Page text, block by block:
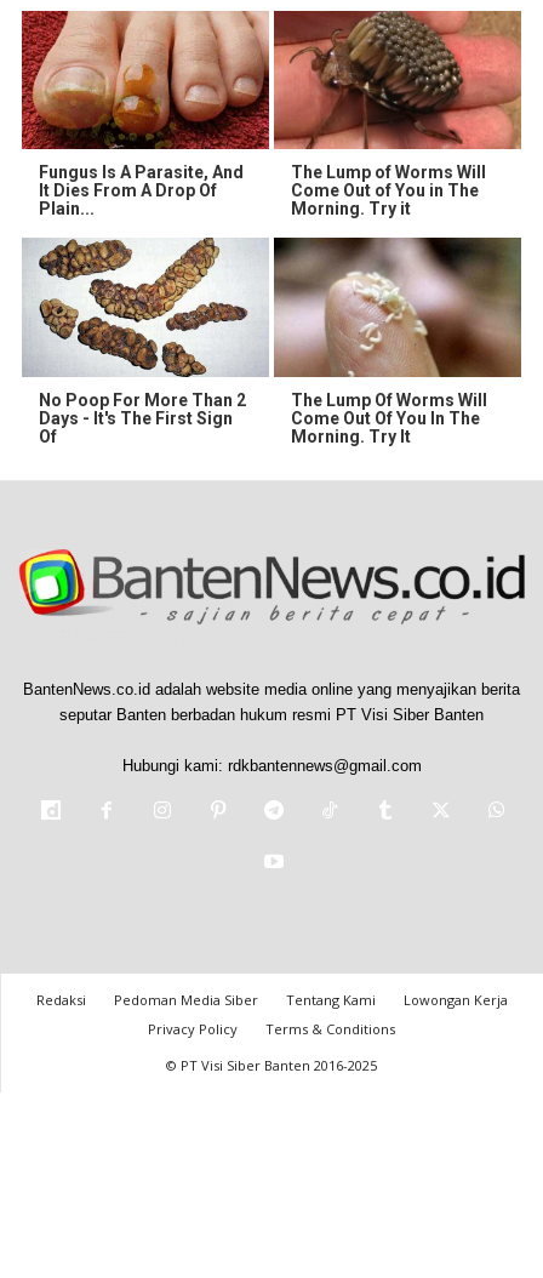
Fungus Is A Parasite, And
It Dies From A Drop Of
Plain...
The Lump of Worms Will
Come Out of You in The
Morning. Try it
No Poop For More Than 2
Days - It's The First Sign
Of
The Lump Of Worms Will
Come Out Of You In The
Morning. Try It
BantenNews.co.id adalah website media online yang menyajikan berita
seputar Banten berbadan hukum resmi PT Visi Siber Banten
Hubungi kami: rdkbantennews@gmail.com
Redaksi Pedoman Media Siber Tentang Kami
Lowongan Kerja
Privacy Policy
Terms & Conditions
© PT Visi Siber Banten 2016-2025